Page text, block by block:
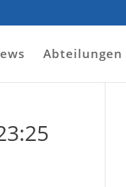
Abteilungen